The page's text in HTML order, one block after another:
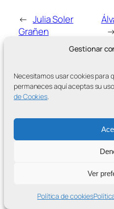
Gestionar
Necesitamos usar cookies para
permaneces aquí aceptas su
de Cookies.
Ver
Política de cookies
← Julia Soler
Grañen
→
Contra la Criminalización de la
WordPress